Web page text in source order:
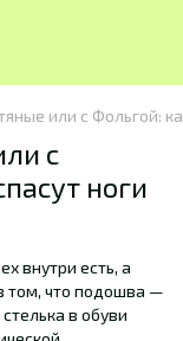
или с Фольгой:
с
ноги
внутри есть, а
том, что подошва —
в обуви